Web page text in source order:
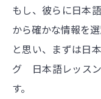
もし、彼らに日本
から確かな情報を
と思い、まずは日
グ 日本語レッス
す。